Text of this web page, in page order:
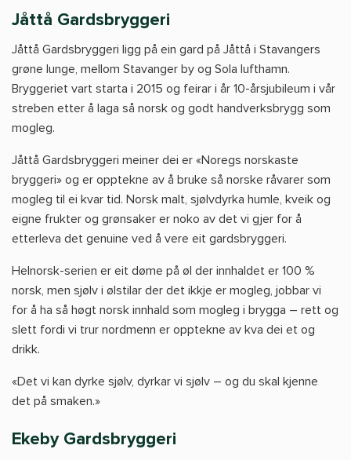
Jåttå Gardsbryggeri
Jåttå Gardsbryggeri ligg på ein gard på Jåttå i Stavangers
grøne lunge, mellom Stavanger by og Sola lufthamn.
Bryggeriet vart starta i 2015 og feirar i år 10-årsjubileum i vår
streben etter å laga så norsk og godt handverksbrygg som
mogleg.
Jåttå Gardsbryggeri meiner dei er «Noregs norskaste
bryggeri» og er opptekne av å bruke så norske råvarer som
mogleg til ei kvar tid. Norsk malt, sjølvdyrka humle, kveik og
eigne frukter og grønsaker er noko av det vi gjer for å
etterleva det genuine ved å vere eit gardsbryggeri.
Helnorsk-serien er eit døme på øl der innhaldet er 100 %
norsk, men sjølv i ølstilar der det ikkje er mogleg, jobbar vi
for å ha så høgt norsk innhald som mogleg i brygga – rett og
slett fordi vi trur nordmenn er opptekne av kva dei et og
drikk.
«Det vi kan dyrke sjølv, dyrkar vi sjølv – og du skal kjenne
det på smaken.»
Ekeby Gardsbryggeri